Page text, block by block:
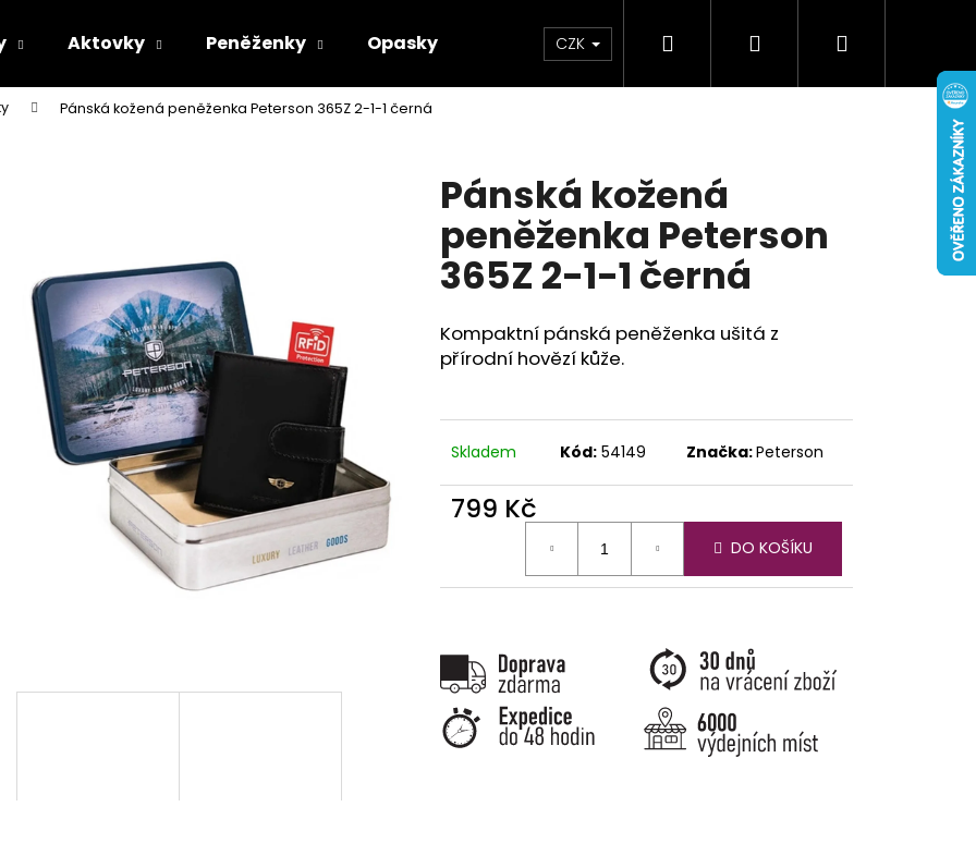
Aktovky Peněženky Opasky Doplňky Novinky
CZK Hledat PřihlášeníNákupní
Pánská kožená peněženka Peterson 365Z 2-1-1 černá
Pánská kožená
peněženka Peterson
365Z 2-1-1 černá
Kompaktní pánská peněženka ušitá z
přírodní hovězí kůže.
Skladem Kód: 54149 Značka:Peterson
799 Kč
DO KOŠÍKU
Co potřebujete najít?
Doporučujeme